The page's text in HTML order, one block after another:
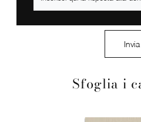
Sfoglia i
Invia